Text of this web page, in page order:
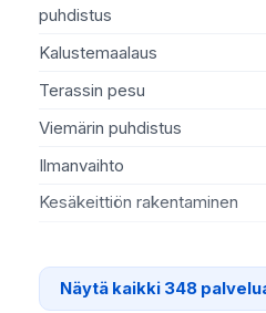
puhdistus
Kalustemaalaus
Terassin pesu
Viemärin puhdistus
Ilmanvaihto
Kesäkeittiön rakentaminen
Näytä kaikki 348